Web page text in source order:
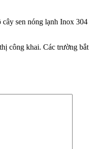
sen nóng lạnh Inox 304
công khai. Các trường bắt